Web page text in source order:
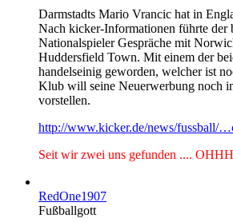
Darmstadts Mario Vrancic hat in
Nach kicker-Informationen führte der
Nationalspieler Gespräche mit
Huddersfield Town. Mit einem der
handelseinig geworden, welcher ist
Klub will seine Neuerwerbung noch
vorstellen.
http://www.kicker.de/news/fussball/
Seit wir zwei uns gefunden ....
RedOne1907
Fußballgott